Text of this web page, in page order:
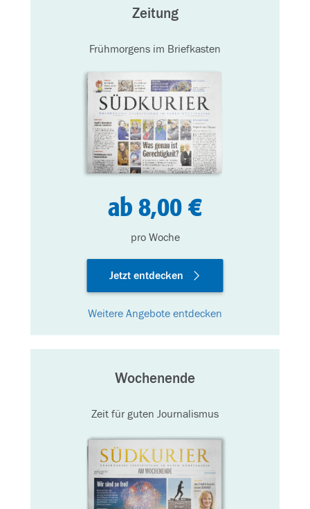
Zeitung
Frühmorgens im Briefkasten
ab 8,00 €
pro Woche
Jetzt entdecken
Weitere Angebote entdecken
Wochenende
Zeit für guten Journalismus